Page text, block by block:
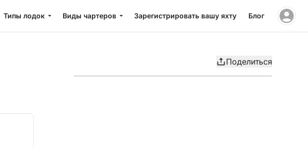
Типы лодок Виды чартеров Зарегистрировать вашу яхту Блог
Поделиться